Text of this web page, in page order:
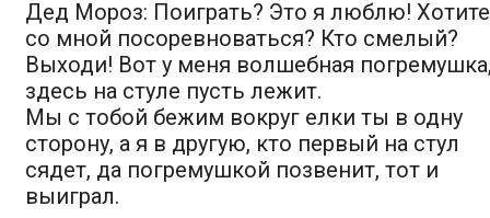
Дед Мороз: Поиграть? Это я люблю! Хотите
со мной посоревноваться? Кто смелый?
Выходи! Вот у меня волшебная
здесь на стуле пусть лежит.
Мы с тобой бежим вокруг елки ты в одну
сторону, а я в другую, кто первый на стул
сядет, да погремушкой позвенит, тот и
выиграл.